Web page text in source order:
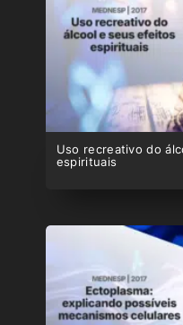
Uso recreativo do
espirituais